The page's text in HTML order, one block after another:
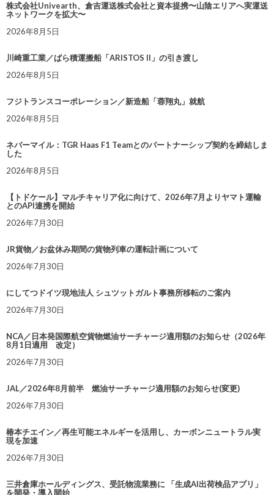
株式会社Univearth、倉吉運送株式会社と資本提携〜山陰エリアへ実運送
ネットワークを拡大〜
2026年8月5日
川崎重工業／ばら積運搬船「ARISTOS II」の引き渡し
2026年8月5日
フジトランスコーポレーション／新造船「蓉翔丸」就航
2026年8月5日
ネバーマイル：TGR Haas F1 Teamとのパートナーシップ契約を締結しま
した
2026年8月5日
【トドケール】マルチキャリア化に向けて、2026年7月よりヤマト運輸
とのAPI連携を開始
2026年7月30日
JR貨物／お盆休み期間の貨物列車の運転計画について
2026年7月30日
にしてつドイツ現地法人 シュツットガルト事務所移転のご案内
2026年7月30日
NCA／日本発国際航空貨物燃油サーチャージ適用額のお知らせ（2026年
8月1日適用 改定）
2026年7月30日
JAL／2026年8月前半 燃油サーチャージ適用額のお知らせ(変更)
2026年7月30日
椿本チエイン／再生可能エネルギーを活用し、カーボンニュートラル実
現を加速
2026年7月30日
三井倉庫ホールディングス、受託物流業務に 「生成AI出荷検品アプリ」
を開発・導入開始